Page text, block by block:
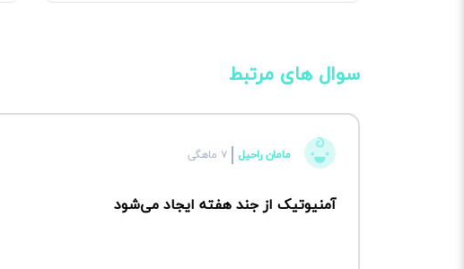
سوال های مرتبط
مامان راحیل ۷ ماهگی
آمنیوتیک از جند هفته ایجاد می‌شود